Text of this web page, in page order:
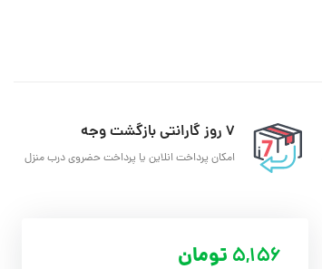
7 روز گارانتی بازگشت وجه
امکان پرداخت انلاین یا پرداخت حضروی درب منزل
5,156 تومان